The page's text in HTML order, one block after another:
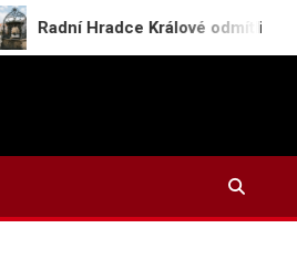
Hradce Králové odmítli prohlásit